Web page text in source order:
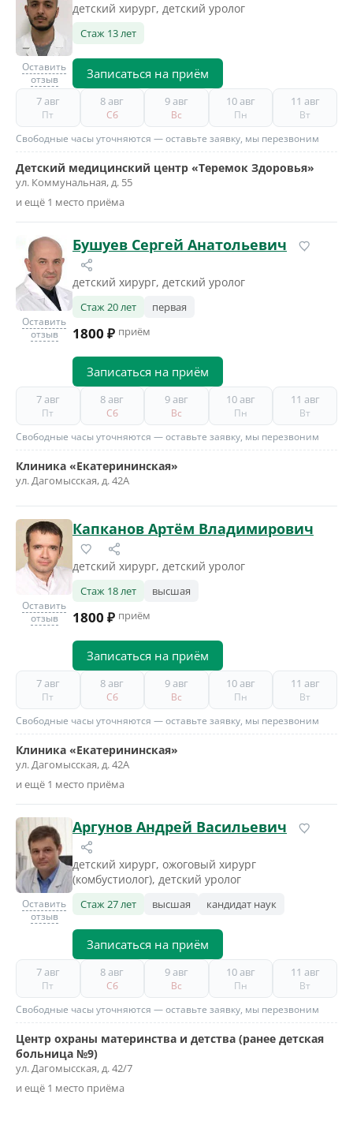
Оставить
отзыв
детский хирург, детский уролог
Стаж 13 лет
Записаться на приём
7 авг
Пт
8 авг
Сб
9 авг
Вс
10 авг
Пн
11 авг
Вт
Свободные часы уточняются — оставьте заявку, мы перезвоним
Детский медицинский центр «Теремок Здоровья»
ул. Коммунальная, д. 55
и ещё 1 место приёма
Оставить
отзыв
Бушуев Сергей Анатольевич
детский хирург, детский уролог
Стаж 20 лет первая
1800 ₽ приём
Записаться на приём
7 авг
Пт
8 авг
Сб
9 авг
Вс
10 авг
Пн
11 авг
Вт
Свободные часы уточняются — оставьте заявку, мы перезвоним
Клиника «Екатерининская»
ул. Дагомысская, д. 42А
Оставить
отзыв
Капканов Артём Владимирович
детский хирург, детский уролог
Стаж 18 лет высшая
1800 ₽ приём
Записаться на приём
7 авг
Пт
8 авг
Сб
9 авг
Вс
10 авг
Пн
11 авг
Вт
Свободные часы уточняются — оставьте заявку, мы перезвоним
Клиника «Екатерининская»
ул. Дагомысская, д. 42А
и ещё 1 место приёма
Оставить
отзыв
Аргунов Андрей Васильевич
детский хирург, ожоговый хирург
(комбустиолог), детский уролог
Стаж 27 лет высшая кандидат наук
Записаться на приём
7 авг
Пт
8 авг
Сб
9 авг
Вс
10 авг
Пн
11 авг
Вт
Свободные часы уточняются — оставьте заявку, мы перезвоним
Центр охраны материнства и детства (ранее детская
больница №9)
ул. Дагомысская, д. 42/7
и ещё 1 место приёма